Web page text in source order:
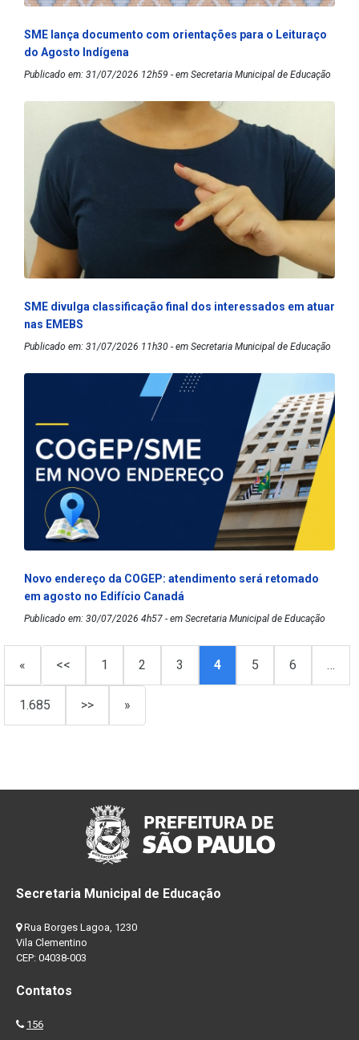
SME lança documento com orientações para o Leituraço
do Agosto Indígena
Publicado em: 31/07/2026 12h59 - em Secretaria Municipal de Educação
SME divulga classificação final dos interessados em atuar
nas EMEBS
Publicado em: 31/07/2026 11h30 - em Secretaria Municipal de Educação
Novo endereço da COGEP: atendimento será retomado
em agosto no Edifício Canadá
Publicado em: 30/07/2026 4h57 - em Secretaria Municipal de Educação
« << 1 2 3 4 5 6 …
1.685 >> »
Secretaria Municipal de Educação
Rua Borges Lagoa, 1230
Vila Clementino
CEP: 04038-003
Contatos
156